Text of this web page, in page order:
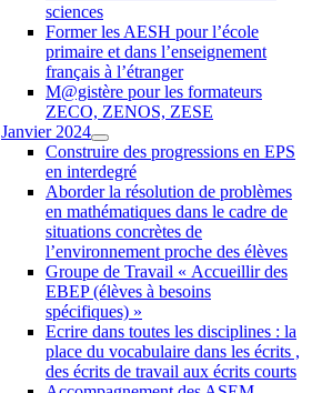
sciences
Former les AESH pour l’école
primaire et dans l’enseignement
français à l’étranger
M@gistère pour les formateurs
ZECO, ZENOS, ZESE
Janvier 2024
Construire des progressions en EPS
en interdegré
Aborder la résolution de problèmes
en mathématiques dans le cadre de
situations concrètes de
l’environnement proche des élèves
Groupe de Travail « Accueillir des
EBEP (élèves à besoins
spécifiques) »
Ecrire dans toutes les disciplines : la
place du vocabulaire dans les écrits ,
des écrits de travail aux écrits courts